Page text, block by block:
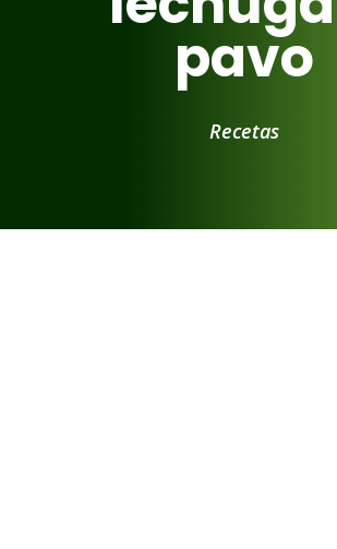
pavo
Recetas